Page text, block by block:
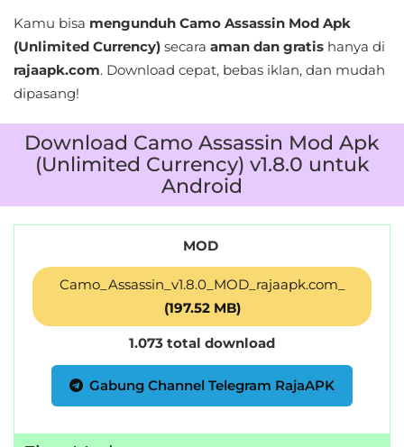
Demo
LifeStyle
Maps
&
Navigation
Audio
News
Magazines
Kamu bisa mengunduh Camo Assassin Mod Apk
(Unlimited Currency) secara aman dan gratis hanya di
rajaapk.com. Download cepat, bebas iklan, dan mudah
dipasang!
Download Camo Assassin Mod Apk
(Unlimited Currency) v1.8.0 untuk
Android
MOD
Camo_Assassin_v1.8.0_MOD_rajaapk.com_
(197.52 MB)
1.073 total download
Gabung Channel Telegram RajaAPK